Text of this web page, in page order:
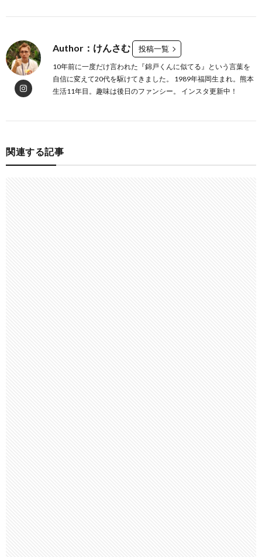
Author：けんさむ 投稿一覧
10年前に一度だけ言われた『錦戸くんに似てる』という言葉を
自信に変えて20代を駆けてきました。 1989年福岡生まれ。熊本
生活11年目。趣味は後日のファンシー。 インスタ更新中！
関連する記事